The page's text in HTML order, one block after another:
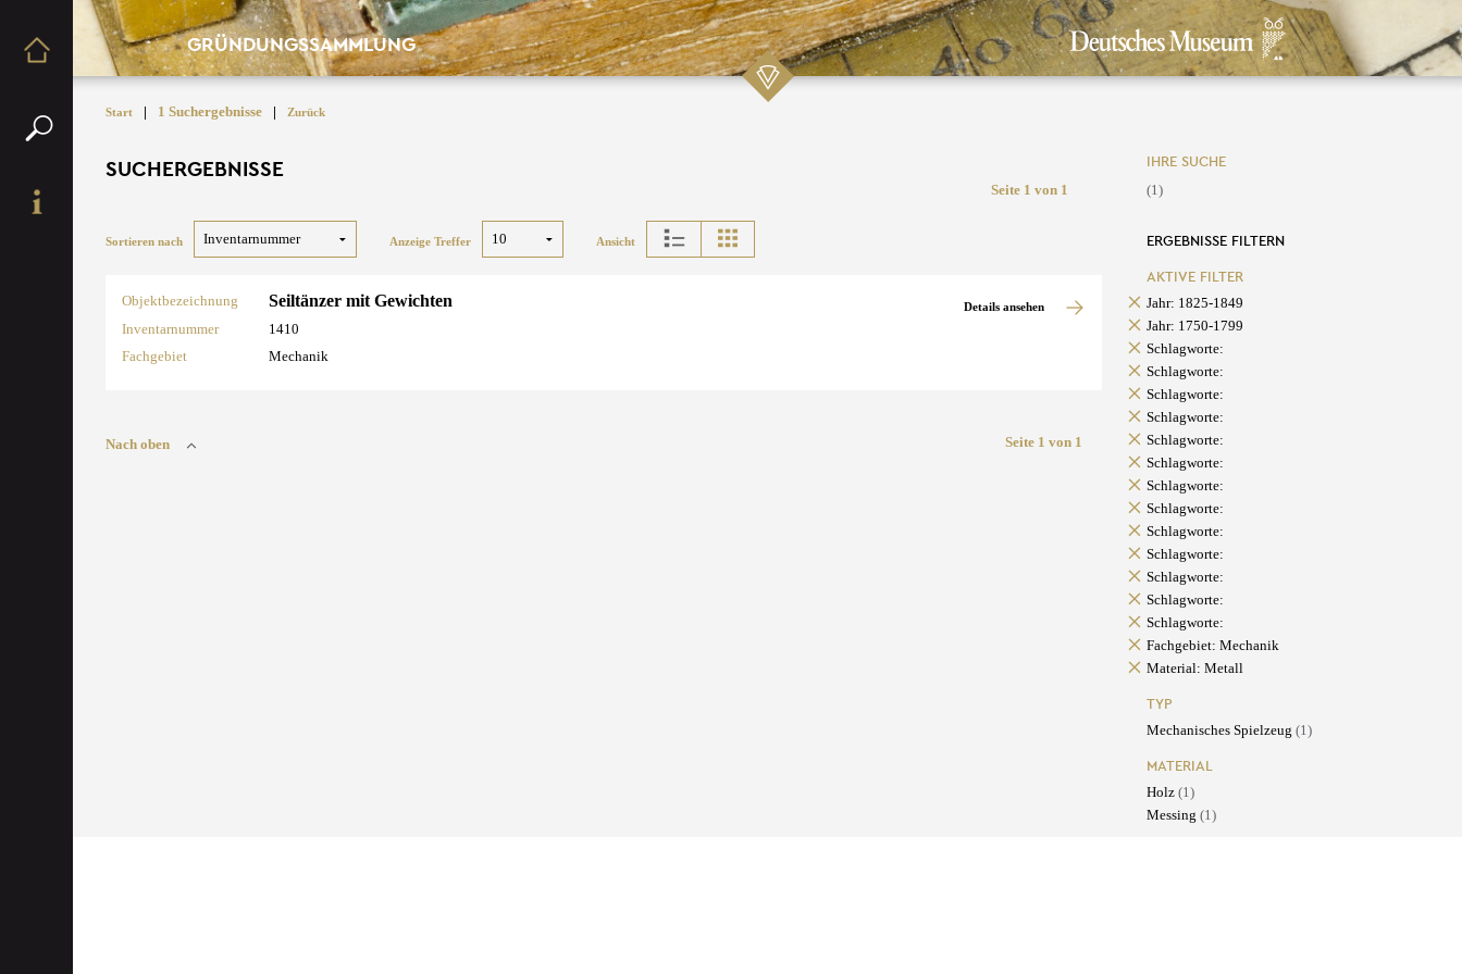
GRÜNDUNGSSAMMLUNG
Start | 1 Suchergebnisse | Zurück
SUCHERGEBNISSE
Seite 1 von 1
Sortieren nach Anzeige Treffer Ansicht
Objektbezeichnung Seiltänzer mit Gewichten
Inventarnummer
1410
Fachgebiet
Mechanik
Details ansehen
Nach oben Seite 1 von 1
IHRE SUCHE
(1)
ERGEBNISSE FILTERN
AKTIVE FILTER
Jahr: 1825-1849
Jahr: 1750-1799
Schlagworte:
Schlagworte:
Schlagworte:
Schlagworte:
Schlagworte:
Schlagworte:
Schlagworte:
Schlagworte:
Schlagworte:
Schlagworte:
Schlagworte:
Schlagworte:
Schlagworte:
Fachgebiet: Mechanik
Material: Metall
TYP
Mechanisches Spielzeug (1)
MATERIAL
Holz (1)
Messing (1)